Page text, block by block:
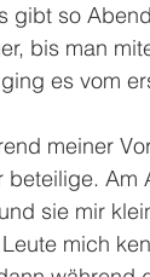
gibt so
bis man
es vom
meiner
beteilige. Am
sie mir
mich